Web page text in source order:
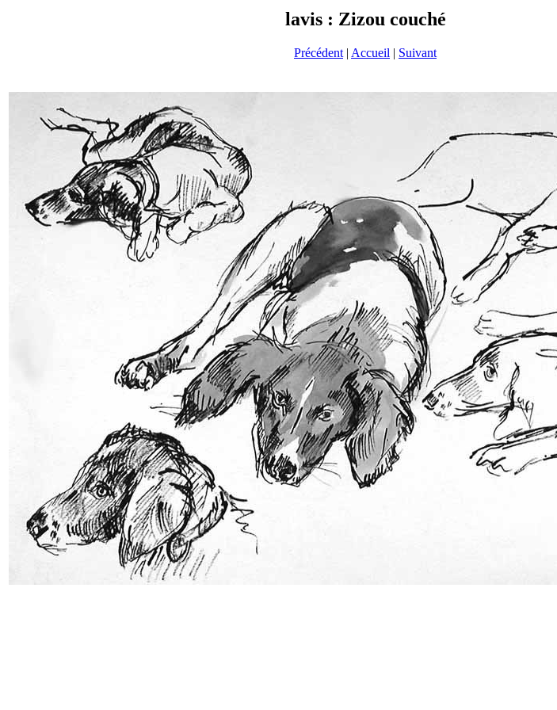
lavis : Zizou couché
Précédent | Accueil | Suivant